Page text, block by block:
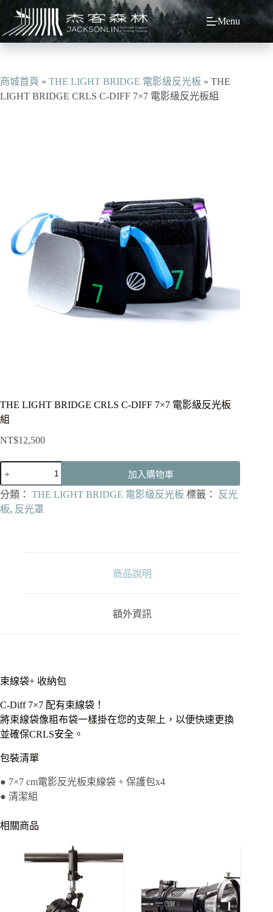
主
容
Menu
商城首頁 » THE LIGHT BRIDGE 電影級反光板 » THE
LIGHT BRIDGE CRLS C-DIFF 7×7 電影級反光板組
THE LIGHT BRIDGE CRLS C-DIFF 7×7 電影級反光板
組
NT$12,500
THE
LIGHT
BRIDGE
CRLS
C-
加入購物車
分類： THE LIGHT BRIDGE 電影級反光板 標籤：
反光
板, 反光罩
商品說明
額外資訊
束線袋+ 收納包
C-Diff 7×7 配有束線袋！
將束線袋像粗布袋一樣掛在您的支架上，以便快速更換
並確保CRLS安全。
包裝清單
● 7×7 cm電影反光板束線袋 + 保護包x4
● 清潔組
相關商品